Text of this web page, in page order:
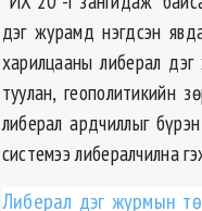
дэг журамд нэгдсэн
харилцааны либерал
туулан, геополитикийн
либерал ардчиллыг
системээ либералчилна
Либерал дэг журмын